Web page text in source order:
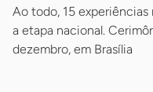
Ao todo, 15 experiências
a etapa nacional.
dezembro, em Brasília